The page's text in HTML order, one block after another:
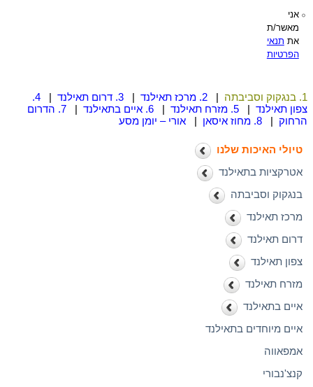
אני
מאשר/ת
את תנאי
הפרטיות
1. בנגקוק וסביבתה | 2. מרכז תאילנד | 3. דרום תאילנד |
4.
צפון תאילנד | 5. מזרח תאילנד | 6. איים בתאילנד |
7. הדרום
הרחוק | 8. מחוז איסאן | אורי – יומן מסע
טיולי האיכות שלנו
אטרקציות בתאילנד
בנגקוק וסביבתה
מרכז תאילנד
דרום תאילנד
צפון תאילנד
מזרח תאילנד
איים בתאילנד
איים מיוחדים בתאילנד
אמפאווה
קנצ'נבורי